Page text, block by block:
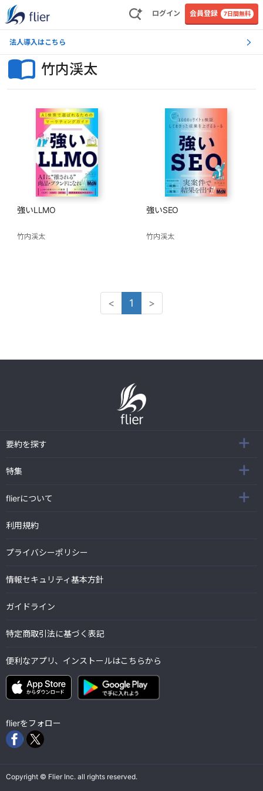
ログイン 会員登録 7日間無料
法人導入はこちら
竹内渓太
強いLLMO
竹内渓太
強いSEO
竹内渓太
< 1 >
要約を探す
特集
flierについて
利用規約
プライバシーポリシー
情報セキュリティ基本方針
ガイドライン
特定商取引法に基づく表記
便利なアプリ、インストールはこちらから
flierをフォロー
Copyright © Flier Inc. all rights reserved.